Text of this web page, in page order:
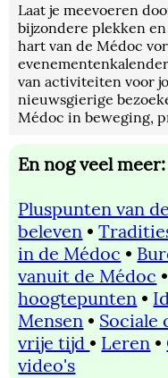
Laat je meevoeren
bijzondere plekken
hart van de Médoc
van activiteiten voor
nieuwsgierige
Médoc in beweging,
En nog veel meer:
Pluspunten van
beleven •
in de Médoc •
vanuit de Médoc •
hoogtepunten •
Mensen • Sociale
vrije tijd • Leren •
video's